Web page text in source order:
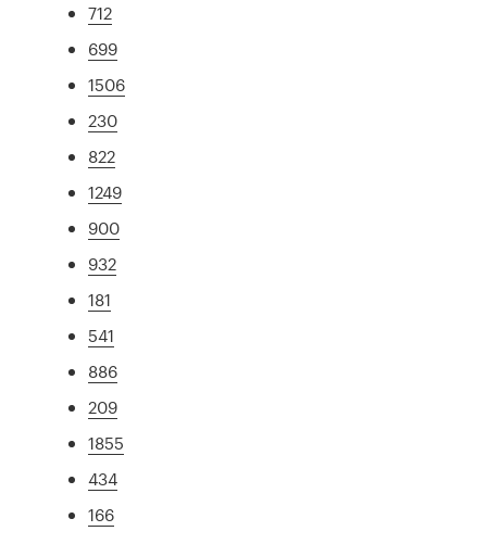
712
699
1506
230
822
1249
900
932
181
541
886
209
1855
434
166